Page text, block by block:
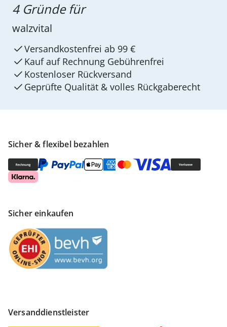
Sicher & flexibel bezahlen
Sicher einkaufen
Versanddienstleister
4 Gründe für
walzvital
Versandkostenfrei ab 99 €
Kauf auf Rechnung Gebührenfrei
Kostenloser Rückversand
Geprüfte Qualität & volles Rückgaberecht